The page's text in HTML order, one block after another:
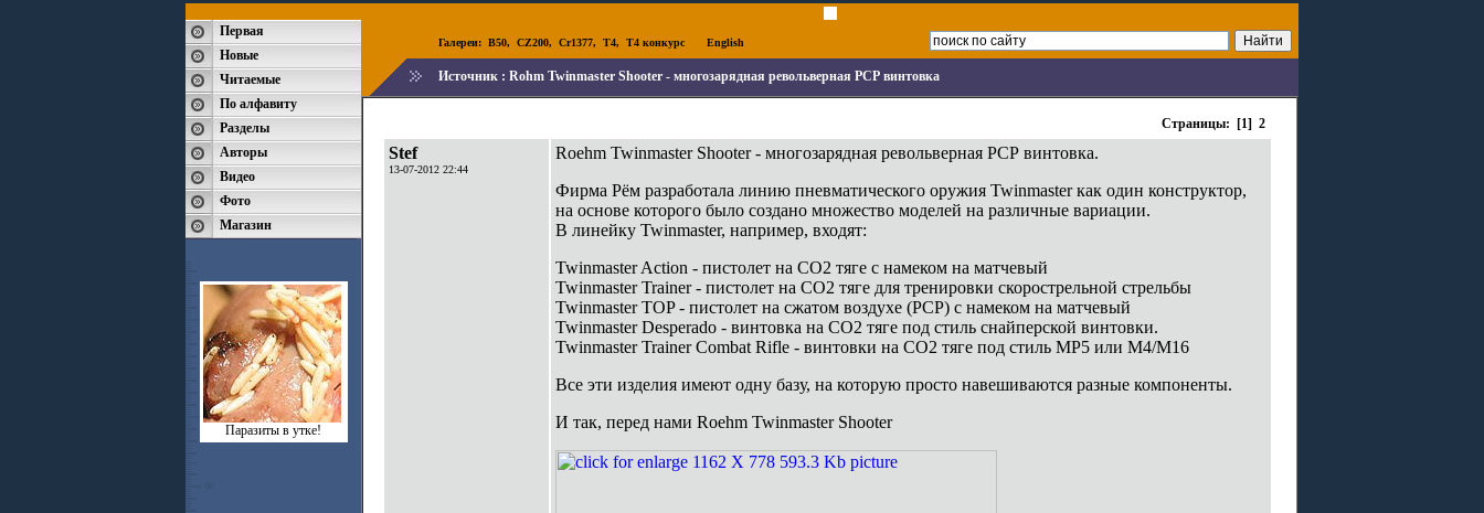
Первая
Новые
Читаемые
По алфавиту
Разделы
Авторы
Видео
Фото
Магазин
Паразиты в утке!
Галереи: B50, CZ200, Cr1377, T4, T4 конкурс English
Источник : Rohm Twinmaster Shooter - многозарядная револьверная РСР винтовка
Страницы: [1] 2
Stef
13-07-2012 22:44
Roehm Twinmaster Shooter - многозарядная револьверная РСР винтовка.
Фирма Рём разработала линию пневматического оружия Twinmaster как один конструктор,
на основе которого было создано множество моделей на различные вариации.
В линейку Twinmaster, например, входят:
Twinmaster Action - пистолет на СО2 тяге с намеком на матчевый
Twinmaster Trainer - пистолет на СО2 тяге для тренировки скорострельной стрельбы
Twinmaster TOP - пистолет на сжатом воздухе (РСР) с намеком на матчевый
Twinmaster Desperado - винтовка на СО2 тяге под стиль снайперской винтовки.
Twinmaster Trainer Combat Rifle - винтовки на СО2 тяге под стиль MP5 или M4/M16
Все эти изделия имеют одну базу, на которую просто навешиваются разные компоненты.
И так, перед нами Roehm Twinmaster Shooter